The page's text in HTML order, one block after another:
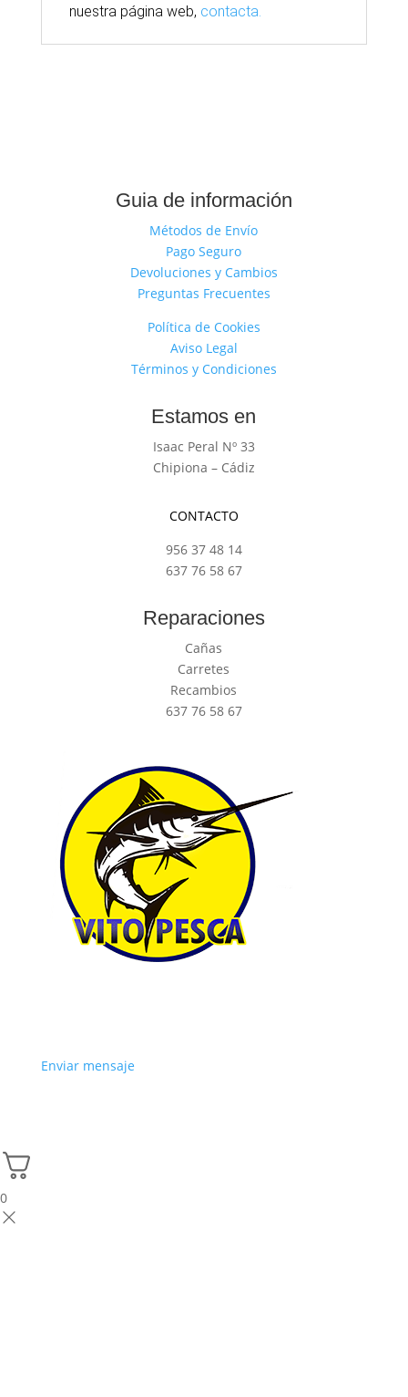
nuestra página web, contacta.
Guia de información
Métodos de Envío
Pago Seguro
Devoluciones y Cambios
Preguntas Frecuentes
Política de Cookies
Aviso Legal
Términos y Condiciones
Estamos en
Isaac Peral Nº 33
Chipiona – Cádiz
CONTACTO
956 37 48 14
637 76 58 67
Reparaciones
Cañas
Carretes
Recambios
637 76 58 67
Enviar mensaje
0